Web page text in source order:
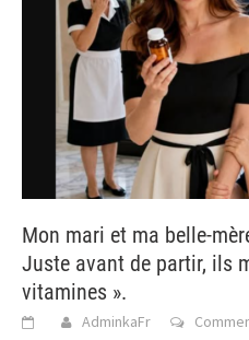
Mon mari et ma belle-
Juste avant de partir, ils
vitamines ».
AdminkaFr